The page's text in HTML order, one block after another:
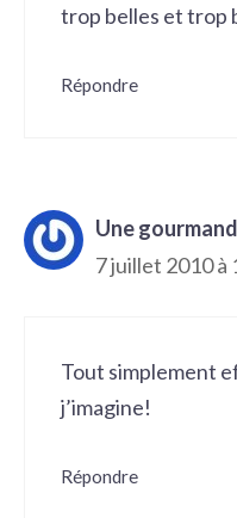
trop belles et trop
Répondre
Une
7 juillet 2010 à
Tout simplement
j’imagine!
Répondre